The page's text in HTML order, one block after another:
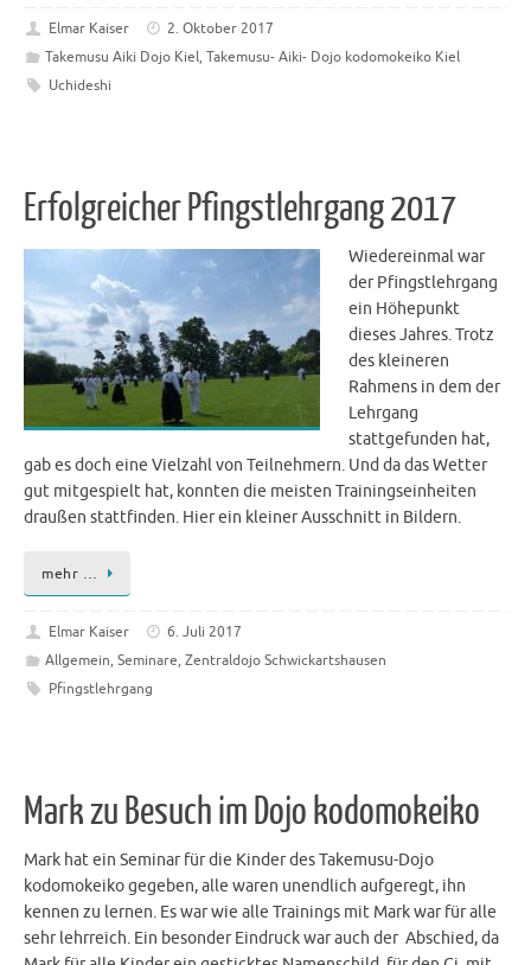
Elmar Kaiser
2. Oktober 2017
Takemusu Aiki Dojo Kiel, Takemusu- Aiki- Dojo kodomokeiko Kiel
Uchideshi
Erfolgreicher Pfingstlehrgang 2017
Wiedereinmal war
der Pfingstlehrgang
ein Höhepunkt
dieses Jahres. Trotz
des kleineren
Rahmens in dem der
Lehrgang
stattgefunden hat,
gab es doch eine Vielzahl von Teilnehmern. Und da das Wetter
gut mitgespielt hat, konnten die meisten Trainingseinheiten
draußen stattfinden. Hier ein kleiner Ausschnitt in Bildern.
mehr …
Elmar Kaiser
6. Juli 2017
Allgemein, Seminare, Zentraldojo Schwickartshausen
Pfingstlehrgang
Mark zu Besuch im Dojo kodomokeiko
Mark hat ein Seminar für die Kinder des Takemusu-Dojo
kodomokeiko gegeben, alle waren unendlich aufgeregt, ihn
kennen zu lernen. Es war wie alle Trainings mit Mark war für alle
sehr lehrreich. Ein besonder Eindruck war auch der Abschied, da